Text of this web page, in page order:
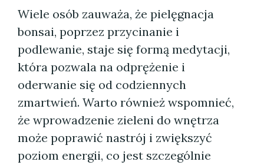
Wiele osób zauważa, że pielęgnacja
bonsai, poprzez przycinanie i
podlewanie, staje się formą medytacji,
która pozwala na odprężenie i
oderwanie się od codziennych
zmartwień. Warto również wspomnieć,
że wprowadzenie zieleni do wnętrza
może poprawić nastrój i zwiększyć
poziom energii, co jest szczególnie